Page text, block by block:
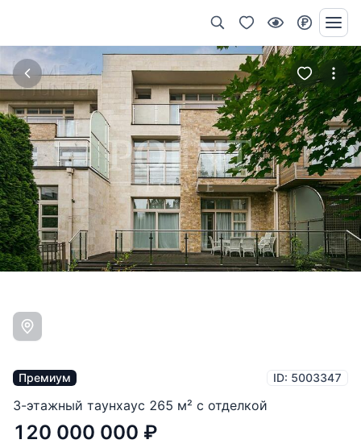
Премиум ID: 5003347
3-этажный таунхаус 265 м² с отделкой
120 000 000 ₽